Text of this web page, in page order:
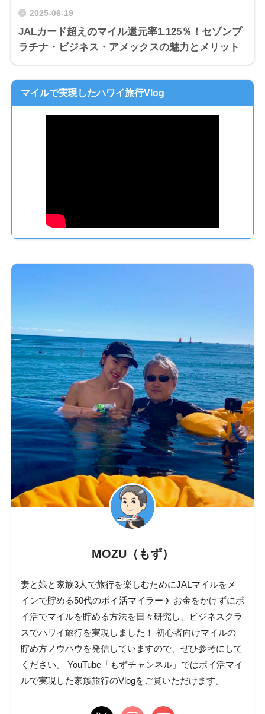
2025-06-19
JALカード超えのマイル還元率1.125％！セゾンプ
ラチナ・ビジネス・アメックスの魅力とメリット
マイルで実現したハワイ旅行Vlog
MOZU（もず）
妻と娘と家族3人で旅行を楽しむためにJALマイルをメ
インで貯める50代のポイ活マイラー✈️ お金をかけずにポ
イ活でマイルを貯める方法を日々研究し、ビジネスクラ
スでハワイ旅行を実現しました！ 初心者向けマイルの
貯め方ノウハウを発信していますので、ぜひ参考にして
ください。 YouTube「もずチャンネル」ではポイ活マイ
ルで実現した家族旅行のVlogをご覧いただけます。